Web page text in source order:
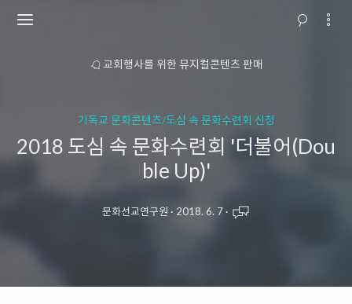
교회행사를 위한 뮤지컬콘텐츠 판매
기독교 문화콘텐츠/도심 속 문화수련회 신청
2018 도심 속 문화수련회 '더불어(Dou
ble Up)'
문화선교연구원 · 2018. 6. 7 ·